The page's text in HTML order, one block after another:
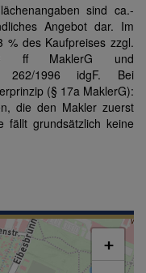
sind ca.-
Angebot dar. Im
% des Kaufpreises zzgl.
MaklerG und
262/1996 idgF. Bei
(§ 17a MaklerG):
die den Makler zuerst
fällt grundsätzlich keine
+